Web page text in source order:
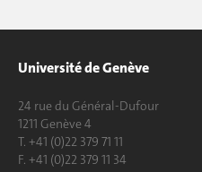
Université de Genève
24 rue du Général-Dufour
1211 Genève 4
T. +41 (0)22 379 71 11
F. +41 (0)22 379 11 34